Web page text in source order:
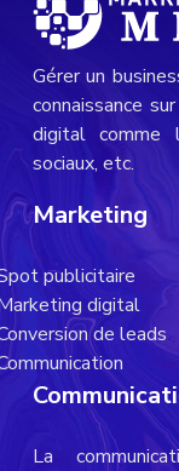
Gérer un
connaissance
digital comme
sociaux, etc.
Marketing
publicitaire
digital
de leads
La